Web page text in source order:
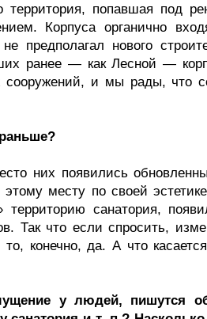
территория, попавшая под
Корпуса органично
предполагал нового
ранее — как Лесной —
сооружений, и мы рады, что
них появились
месту по своей
санатория,
Так что если спросить,
конечно, да. А что
у людей, пишутся